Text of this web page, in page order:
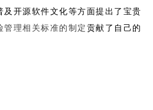
及开源软件文化等方面提出了宝贵
管理相关标准的制定 贡献了自己的